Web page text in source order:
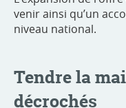
venir ainsi qu’un
niveau national.
Tendre la
décrochés